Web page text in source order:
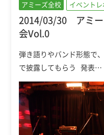
アミーズ全校 イベントレ
2014/03/30 アミー
会Vol.0
弾き語りやバンド形態で
で披露してもらう 発表…